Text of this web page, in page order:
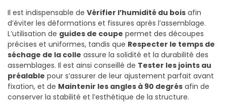
Il est indispensable de Vérifier l’humidité du bois afin
d’éviter les déformations et fissures après l’assemblage.
L’utilisation de guides de coupe permet des découpes
précises et uniformes, tandis que Respecter le temps de
séchage de la colle assure la solidité et la durabilité des
assemblages. Il est ainsi conseillé de Tester les joints au
préalable pour s’assurer de leur ajustement parfait avant
fixation, et de Maintenir les angles à 90 degrés afin de
conserver la stabilité et l’esthétique de la structure.